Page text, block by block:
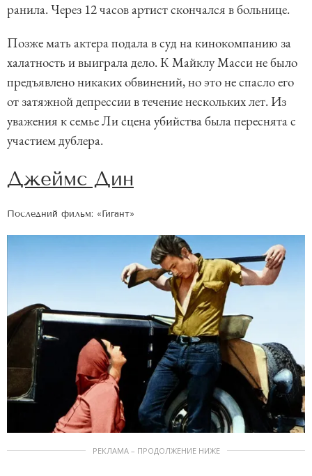
ранила. Через 12 часов артист скончался в больнице.
Позже мать актера подала в суд на кинокомпанию за
халатность и выиграла дело. К Майклу Масси не было
предъявлено никаких обвинений, но это не спасло его
от затяжной депрессии в течение нескольких лет. Из
уважения к семье Ли сцена убийства была переснята с
участием дублера.
Джеймс Дин
Последний фильм: «Гигант»
РЕКЛАМА – ПРОДОЛЖЕНИЕ НИЖЕ